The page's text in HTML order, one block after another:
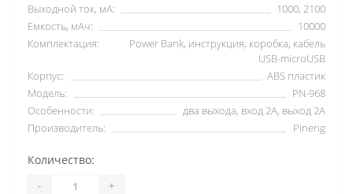
Выходной ток, мА:
1000, 2100
Емкость, мАч:
10000
Комплектация:
Power Bank, инструкция, коробка, кабель
USB-microUSB
Корпус:
ABS пластик
Модель:
PN-968
Особенности:
два выхода, вход 2А, выход 2А
Производитель:
Pineng
Количество:
- +